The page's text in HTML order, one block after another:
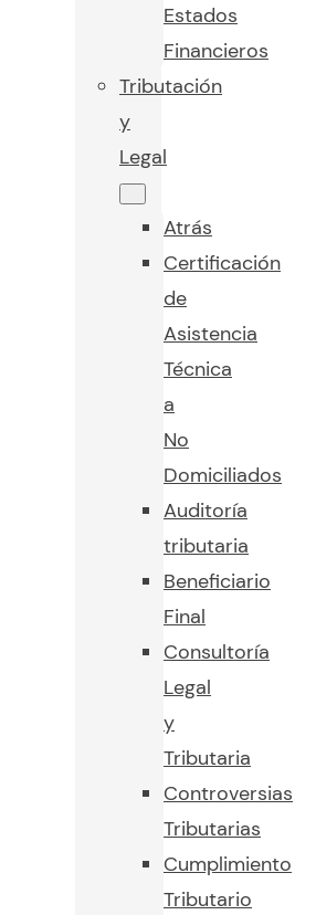
Estados
Financieros
Tributación
y
Legal
Atrás
Certificación
de
Asistencia
Técnica
a
No
Domiciliados
Auditoría
tributaria
Beneficiario
Final
Consultoría
Legal
y
Tributaria
Controversias
Tributarias
Cumplimiento
Tributario